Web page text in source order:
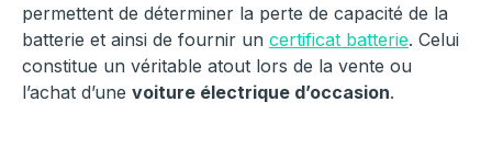
permettent de déterminer la perte de capacité de la
batterie et ainsi de fournir un certificat batterie. Celui
constitue un véritable atout lors de la vente ou
l’achat d’une voiture électrique d’occasion.